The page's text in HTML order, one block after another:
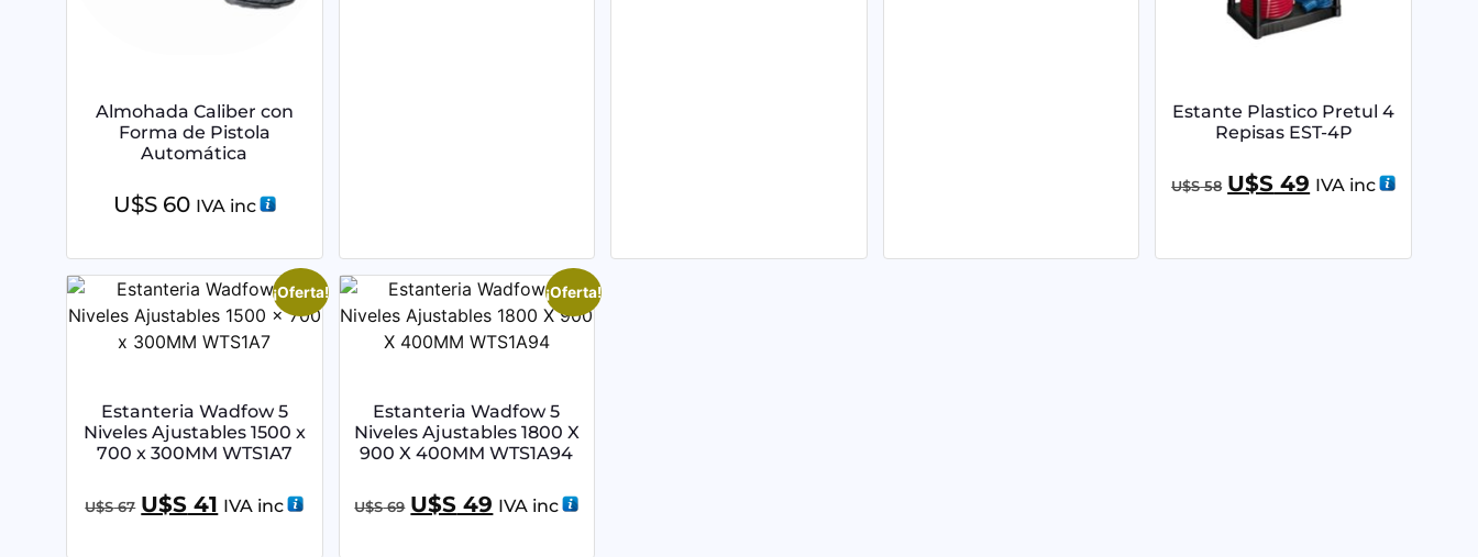
Almohada Caliber con
Forma de Pistola
Automática
U$S60 IVA inc
Estante Plastico Pretul 4
Repisas EST-4P
U$S58 U$S 49 IVA inc
¡Oferta!
Estanteria Wadfow 5
Niveles Ajustables 1500 x
700 x 300MM WTS1A7
U$S67 U$S 41 IVA inc
¡Oferta!
Estanteria Wadfow 5
Niveles Ajustables 1800 X
900 X 400MM WTS1A94
U$S69 U$S 49 IVA inc